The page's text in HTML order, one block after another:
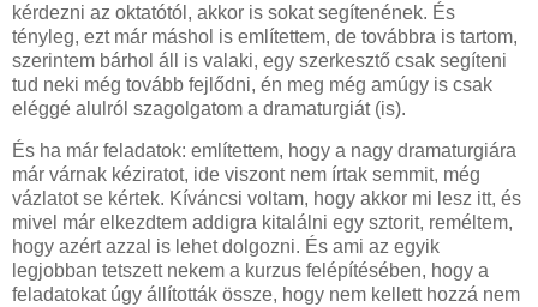
kérdezni az oktatótól, akkor is sokat segítenének. És
tényleg, ezt már máshol is említettem, de továbbra is tartom,
szerintem bárhol áll is valaki, egy szerkesztő csak segíteni
tud neki még tovább fejlődni, én meg még amúgy is csak
eléggé alulról szagolgatom a dramaturgiát (is).
És ha már feladatok: említettem, hogy a nagy dramaturgiára
már várnak kéziratot, ide viszont nem írtak semmit, még
vázlatot se kértek. Kíváncsi voltam, hogy akkor mi lesz itt, és
mivel már elkezdtem addigra kitalálni egy sztorit, reméltem,
hogy azért azzal is lehet dolgozni. És ami az egyik
legjobban tetszett nekem a kurzus felépítésében, hogy a
feladatokat úgy állították össze, hogy nem kellett hozzá nem